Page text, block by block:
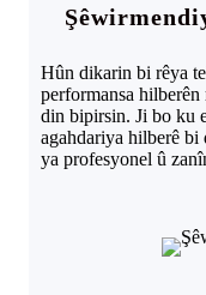
Hûn dikarin bi rêya
performansa
din bipirsin. Ji bo ku
agahdariya hilberê
ya profesyonel û